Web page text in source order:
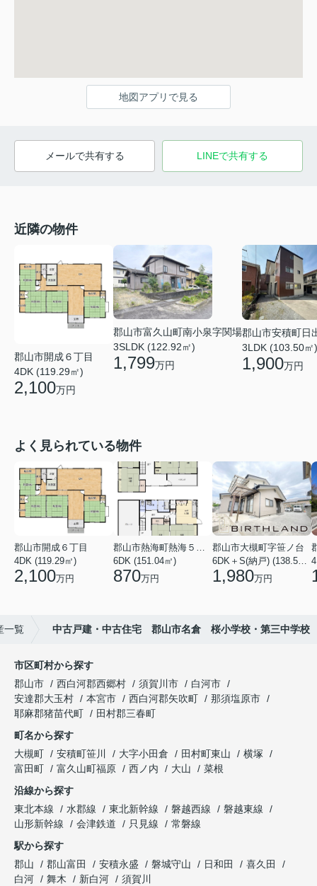
地図アプリで見る
メールで共有する LINEで共有する
近隣の物件
郡山市開成６丁目
4DK (119.29㎡)
2,100万円
郡山市富久山町南小泉字関場
3SLDK (122.92㎡)
1,799万円
郡山市安積町日
3LDK (103.50㎡)
1,900万円
よく見られている物件
郡山市開成６丁目
4DK (119.29㎡)
2,100万円
郡山市熱海町熱海５丁目
6DK (151.04㎡)
870万円
郡山市大槻町字笹ノ台
6DK＋S(納戸) (138.55㎡)
1,980万円
一覧 中古戸建・中古住宅 郡山市名倉 桜小学校・第三中学校
市区町村から探す
郡山市
西白河郡西郷村 須賀川市
白河市
安達郡大玉村
本宮市 西白河郡矢吹町
那須塩原市
耶麻郡猪苗代町
田村郡三春町
町名から探す
大槻町
安積町笹川 大字小田倉 田村町東山
横塚
富田町
富久山町福原 西ノ内 大山
菜根
沿線から探す
東北本線
水郡線 東北新幹線 磐越西線
磐越東線
山形新幹線
会津鉄道 只見線
常磐線
駅から探す
郡山
郡山富田 安積永盛 磐城守山 日和田
喜久田
白河
舞木 新白河 須賀川